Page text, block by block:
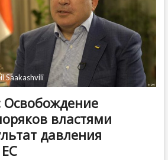
Saakashvili
властями
давления